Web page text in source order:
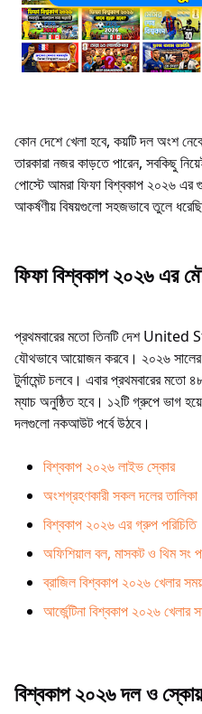
কোন দেশে খেলা হবে, কয়টি দল অংশ
তারকারা নজর কাড়তে পারেন, সবকিছু
পোস্টে আমরা ফিফা বিশ্বকাপ ২০২৬ এর
আকর্ষণীয় বিষয়গুলো সহজভাবে তুলে
ফিফা বিশ্বকাপ ২০২৬ এর
প্রথমবারের মতো তিনটি দেশ
যৌথভাবে আয়োজন করবে। ২০২৬
টুর্নামেন্ট চলবে। এবার প্রথমবারের মতো
ম্যাচ অনুষ্ঠিত হবে। ১২টি গ্রুপে ভাগ
দলগুলো নকআউট পর্বে উঠবে।
বিশ্বকাপ ২০২৬ লাইভ স্কোর
অংশগ্রহণকারী সকল দলের তালিকা
বিশ্বকাপ ২০২৬ এর গ্রুপ পরিচিতি
অফিশিয়াল বল, মাসকট ও থিম সং
ব্রাজিল বিশ্বকাপ ২০২৬ খেলার
আর্জেন্টিনা বিশ্বকাপ ২০২৬ খেলার
বিশ্বকাপ ২০২৬ দল ও